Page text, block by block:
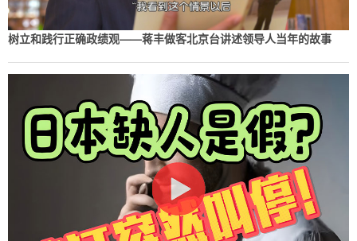
树立和践行正确政绩观——蒋丰做客北京台讲述领导人当年的故事